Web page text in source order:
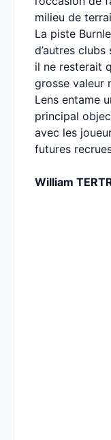
milieu de
La piste
d’autres clubs
il ne resterait
grosse valeur
Lens entame
principal
avec les
futures
William